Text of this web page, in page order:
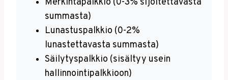
summasta)
Lunastuspalkkio (0-2%
lunastettavasta summasta)
Säilytyspalkkio (sisältyy usein
hallinnointipalkkioon)